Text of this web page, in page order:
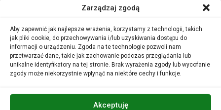
Zarządzaj zgodą
Aby zapewnić jak najlepsze wrażenia, korzystamy z technologii, takich
jak pliki cookie, do przechowywania i/lub uzyskiwania dostępu do
informacji o urządzeniu. Zgoda na te technologie pozwoli nam
przetwarzać dane, takie jak zachowanie podczas przeglądania lub
unikalne identyfikatory na tej stronie. Brak wyrażenia zgody lub wycofanie
zgody może niekorzystnie wpłynąć na niektóre cechy i funkcje.
Akceptuję
Proste